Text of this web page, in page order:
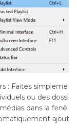
: Faites simpleme
ou des dossi
dans la fenê
ajout